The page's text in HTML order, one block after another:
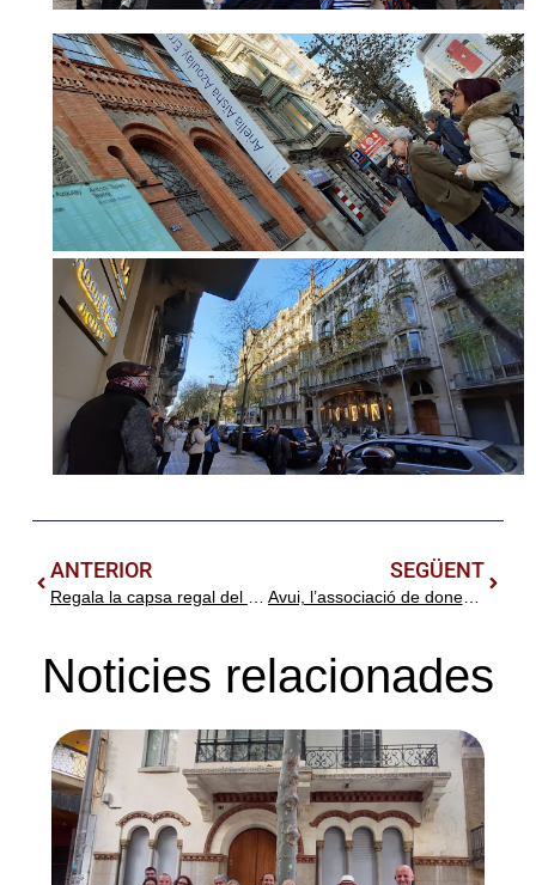
ANTERIOR SEGÜENT
Avui, l’associació de dones Sàlvia han visitat la Casa Thomas de Barcelona
Noticies relacionades